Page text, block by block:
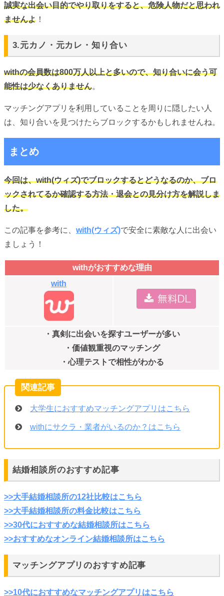
誠実な出会い目的でやり取りをすると、危険人物だと思われ
ませんよ ！
3.元カノ・元カレ・知り合い
withの会員数は800万人以上と多いので、知り合いに会う可
能性は少なくありません。
マッチングアプリを利用していることを周りに隠したい人
は、知り合いを見つけたらブロックするかもしれませんね。
まとめ
今回は、with(ウィズ)でブロックするとどうなるのか、ブロ
ックされてるか確認する方法・退会との見分け方を解説しま
した。
この記事を参考に、 with(ウィズ)で安全に素敵な人に出会い
ましょう！
withがおすすめな理由
with
・真剣に出会いを探すユーザーが多い
・価値観重視のマッチング
・心理テストで相性がわかる
大学生におすすめマッチングアプリはこちら
withにサクラ・業者がいるのか？はこちら
結婚相談所のおすすめ記事
>>大手結婚相談所の12社比較はこちら
>>大手結婚相談所の料金比較はこちら
>>30代におすすめな結婚相談所はこちら
>>おすすめなオンライン結婚相談所はこちら
マッチングアプリのおすすめ記事
>>10代におすすめなマッチングアプリはこちら